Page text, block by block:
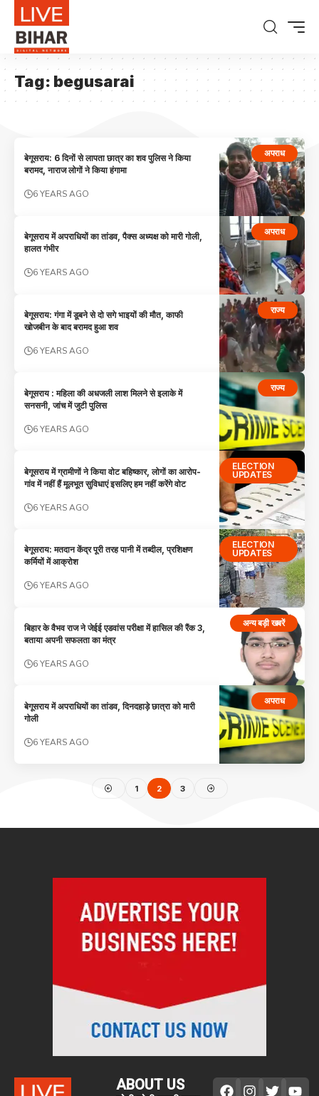
Tag: begusarai
अपराध
बेगूसराय: 6 दिनों से लापता छात्र का शव पुलिस ने किया
बरामद, नाराज लोगों ने किया हंगामा
6 YEARS AGO
अपराध
बेगूसराय में अपराधियों का तांडव, पैक्स अध्यक्ष को मारी गोली,
हालत गंभीर
6 YEARS AGO
राज्य
बेगूसराय: गंगा में डूबने से दो सगे भाइयों की मौत, काफी
खोजबीन के बाद बरामद हुआ शव
6 YEARS AGO
राज्य
बेगूसराय : महिला की अधजली लाश मिलने से इलाके में
सनसनी, जांच में जुटी पुलिस
6 YEARS AGO
ELECTION
UPDATES
बेगूसराय में ग्रामीणों ने किया वोट बहिष्कार, लोगों का आरोप-
गांव में नहीं हैं मूलभूत सुविधाएं इसलिए हम नहीं करेंगे वोट
6 YEARS AGO
ELECTION
UPDATES
बेगूसराय: मतदान केंद्र पूरी तरह पानी में तब्दील, प्रशिक्षण
कर्मियों में आक्रोश
6 YEARS AGO
अन्य बड़ी खबरें
बिहार के वैभव राज ने जेईई एडवांस परीक्षा में हासिल की रैंक 3,
बताया अपनी सफलता का मंत्र
6 YEARS AGO
अपराध
बेगूसराय में अपराधियों का तांडव, दिनदहाड़े छात्रा को मारी
गोली
6 YEARS AGO
1 2 3
ABOUT US